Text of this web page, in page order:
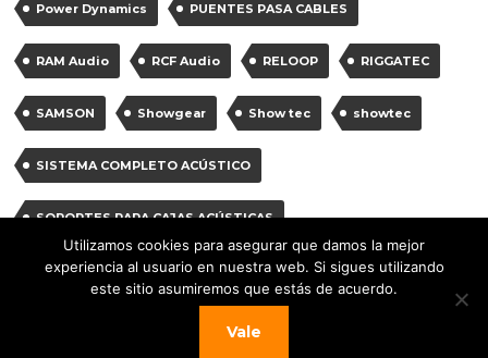
Power Dynamics PUENTES PASA CABLES
RAM Audio RCF Audio RELOOP RIGGATEC
SAMSON Showgear Show tec showtec
SISTEMA COMPLETO ACÚSTICO
SOPORTES PARA CAJAS ACÚSTICAS
SOPORTES PARA MICRÓFONOS Vonyx Work
Utilizamos cookies para asegurar que damos la mejor
experiencia al usuario en nuestra web. Si sigues utilizando
este sitio asumiremos que estás de acuerdo.
Vale